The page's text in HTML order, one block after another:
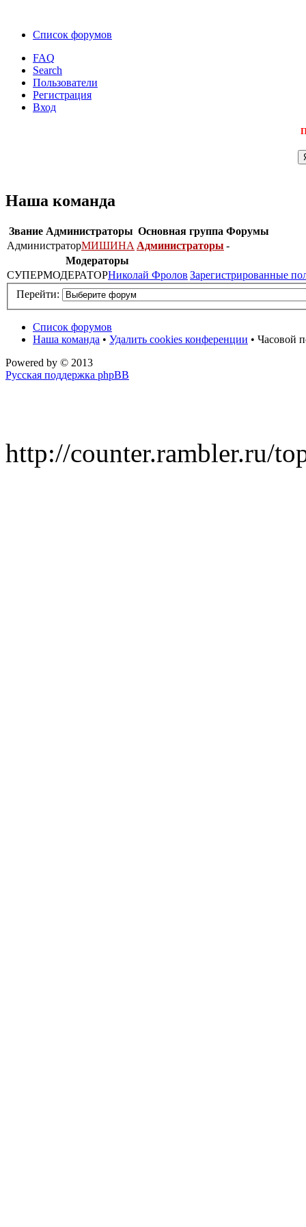
Список форумов
FAQ
Search
Пользователи
Регистрация
Вход
Наша команда
Звание Администраторы Основная группа Форумы
АдминистраторМИШИНА Администраторы -
Модераторы
СУПЕРМОДЕРАТОРНиколай Фролов Зарегистрированные
Перейти:
Список форумов
Наша команда • Удалить cookies конференции • Часовой
Powered by © 2013
Русская поддержка phpBB
http://counter.rambler.ru/